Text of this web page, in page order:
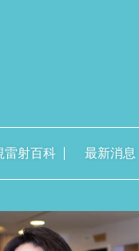
雷射百科 最新消息